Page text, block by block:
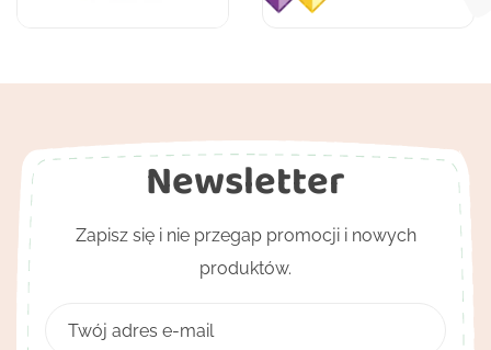
Newsletter
Zapisz się i nie przegap promocji i nowych
produktów.